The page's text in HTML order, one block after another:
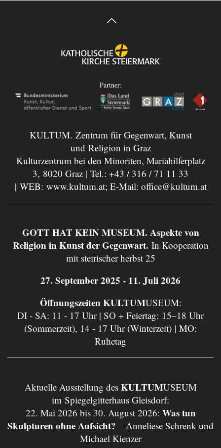
Partner:
KULTUM. Zentrum für Gegenwart, Kunst
und Religion in Graz
Kulturzentrum bei den Minoriten, Mariahilferplatz
3, 8020 Graz | Tel.: +43 / 316 / 71 11 33
| WEB: www.kultum.at; E-Mail: office@kultum.at
GOTT HAT KEIN MUSEUM. Aspekte von
Religion in Kunst der Gegenwart. In Kooperation
mit steirischer herbst 25
27. September 2025 - 11. Juli 2026
Öffnungszeiten KULTUMUSEUM:
DI - SA: 11 - 17 Uhr | SO + Feiertag: 15–18 Uhr
(Sommerzeit), 14 - 17 Uhr (Winterzeit) | MO:
Ruhetag
Aktuelle Ausstellung des KULTUMUSEUM
im Spiegelgitterhaus Gleisdorf:
22. Mai 2026 bis 30. August 2026: Was tun
Skulpturen ohne Aufsicht? – Anneliese Schrenk und
Michael Kienzer